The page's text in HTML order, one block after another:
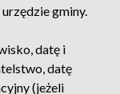
urzędzie gminy.
datę i
datę
(jeżeli